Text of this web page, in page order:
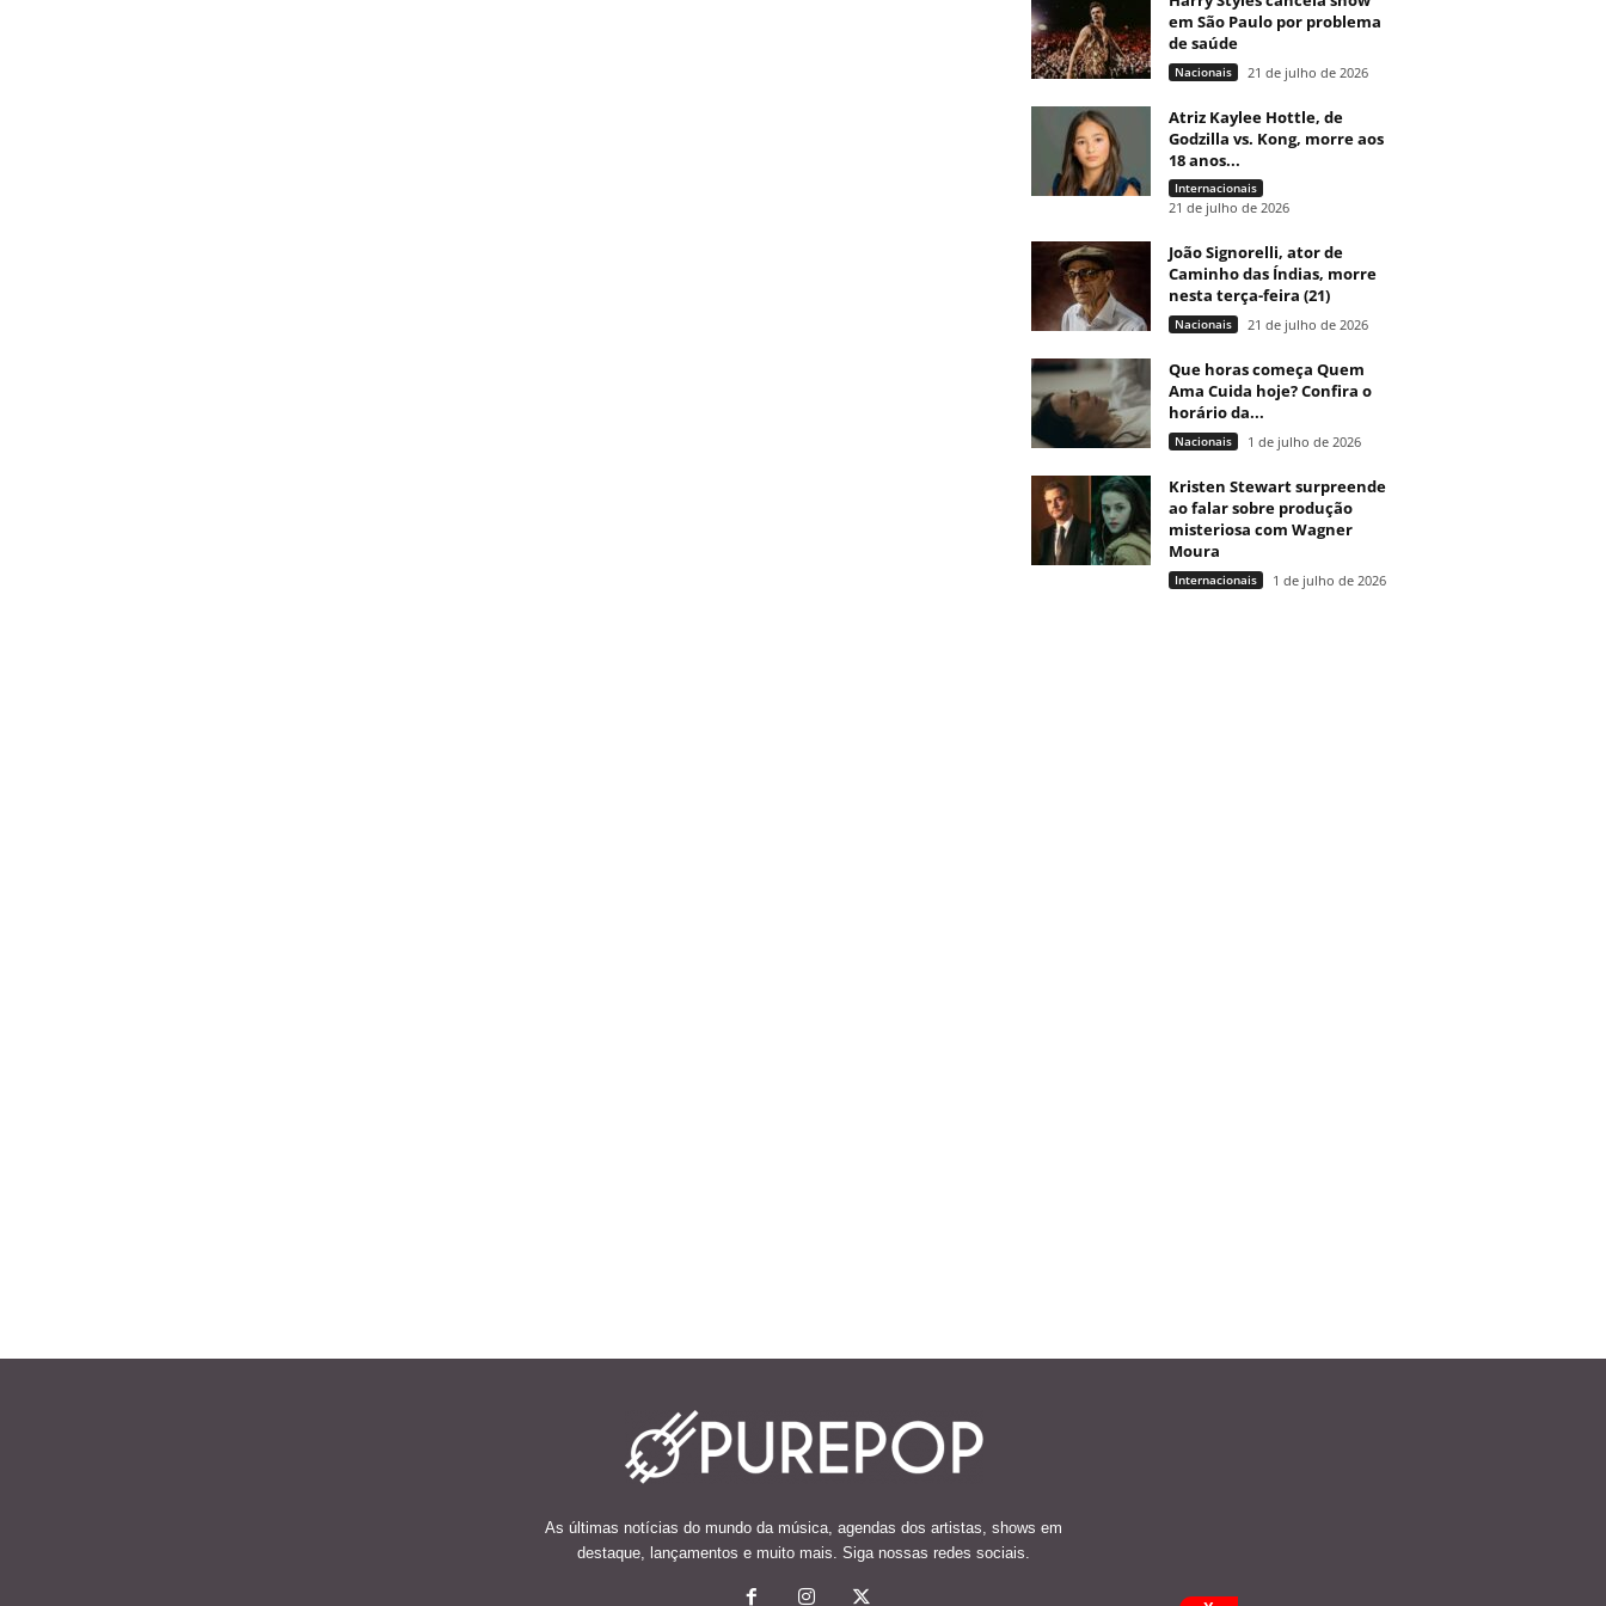
em São Paulo por problema
de saúde
Nacionais 21 de julho de 2026
Atriz Kaylee Hottle, de
Godzilla vs. Kong, morre aos
18 anos...
Internacionais
21 de julho de 2026
João Signorelli, ator de
Caminho das Índias, morre
nesta terça-feira (21)
Nacionais 21 de julho de 2026
Que horas começa Quem
Ama Cuida hoje? Confira o
horário da...
Nacionais 1 de julho de 2026
Kristen Stewart surpreende
ao falar sobre produção
misteriosa com Wagner
Moura
Internacionais 1 de julho de 2026
As últimas notícias do mundo da música, agendas dos artistas, shows em
destaque, lançamentos e muito mais. Siga nossas redes sociais.